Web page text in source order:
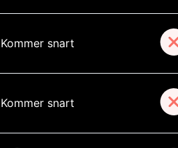
Kommer snart
Kommer snart